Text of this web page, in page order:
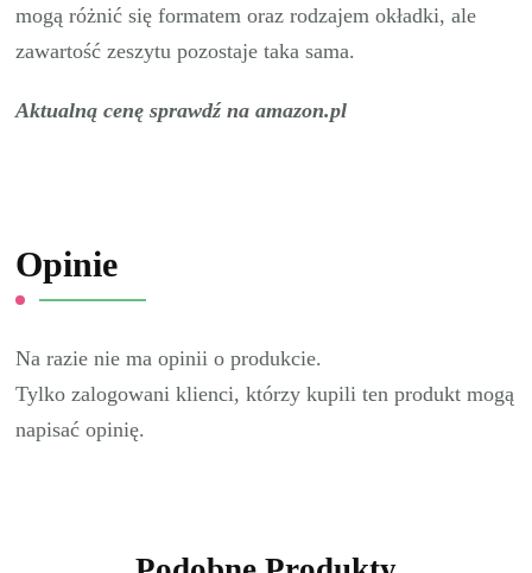
mogą różnić się formatem oraz rodzajem okładki, ale
zawartość zeszytu pozostaje taka sama.
Aktualną cenę sprawdź na amazon.pl
Opinie
Na razie nie ma opinii o produkcie.
Tylko zalogowani klienci, którzy kupili ten produkt mogą
napisać opinię.